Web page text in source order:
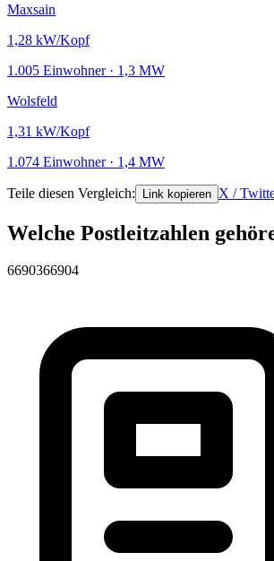
Maxsain
1,28 kW/Kopf
1.005 Einwohner · 1,3 MW
Wolsfeld
1,31 kW/Kopf
1.074 Einwohner · 1,4 MW
Teile diesen Vergleich: Link kopieren X /
Welche Postleitzahlen
6690366904